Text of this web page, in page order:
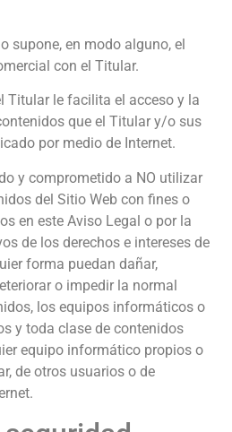
supone, en modo alguno, el
con el Titular.
Titular le facilita el acceso y la
que el Titular y/o sus
por medio de Internet.
y comprometido a NO utilizar
del Sitio Web con fines o
en este Aviso Legal o por la
de los derechos e intereses de
forma puedan dañar,
o impedir la normal
los equipos informáticos o
y toda clase de contenidos
equipo informático propios o
de otros usuarios o de